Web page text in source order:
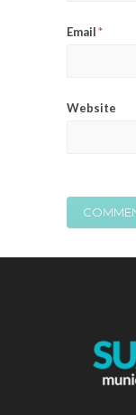
Email*
Website